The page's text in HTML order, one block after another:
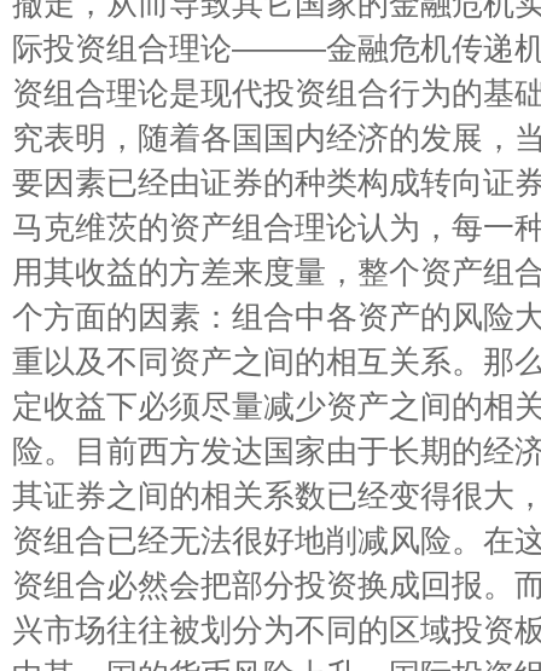
际投资组合理论———金融危机传递
资组合理论是现代投资组合行为的基
究表明，随着各国国内经济的发展，
要因素已经由证券的种类构成转向证
马克维茨的资产组合理论认为，每一
用其收益的方差来度量，整个资产组
个方面的因素：组合中各资产的风险
重以及不同资产之间的相互关系。那
定收益下必须尽量减少资产之间的相
险。目前西方发达国家由于长期的经
其证券之间的相关系数已经变得很大
资组合已经无法很好地削减风险。在
资组合必然会把部分投资换成回报。
兴市场往往被划分为不同的区域投资